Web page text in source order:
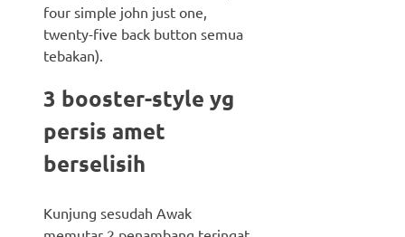
four simple john just one,
twenty-five back button semua
tebakan).
3 booster-style yg
persis amet
berselisih
Kunjung sesudah Awak